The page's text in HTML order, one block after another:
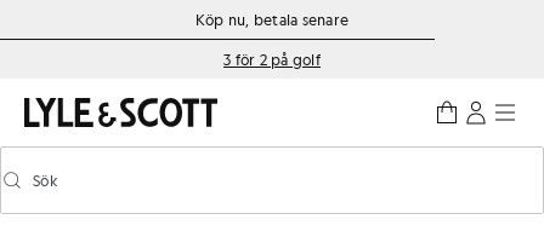
Gå direkt till huvudinnehållet
Information om tillgänglighetKöp nu, betala senare
3 för 2 på golf
Aktivera/inaktivera prediktiv sökning
Sök